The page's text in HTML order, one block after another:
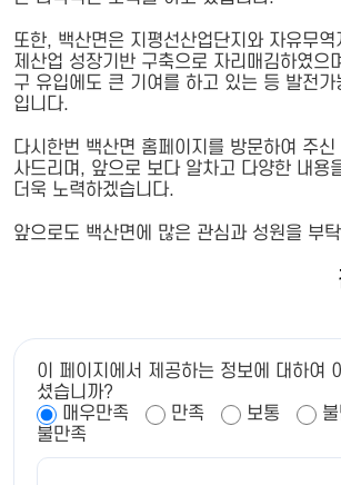
또한, 백산면은 지평선산업단지와 자유무
제산업 성장기반 구축으로 자리매김하였으
구 유입에도 큰 기여를 하고 있는 등 발전가
입니다.
다시한번 백산면 홈페이지를 방문하여 주
사드리며, 앞으로 보다 알차고 다양한 내용
더욱 노력하겠습니다.
앞으로도 백산면에 많은 관심과 성원을 부
이 페이지에서 제공하는 정보에 대하여
셨습니까?
매우만족
만족 보통
불만족